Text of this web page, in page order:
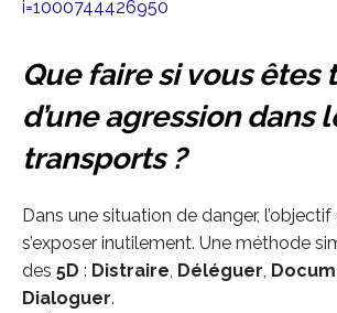
i=1000744426950
Que faire si vous êtes
d’une agression dans
transports ?
Dans une situation de danger, l’objectif
s’exposer inutilement. Une méthode
des 5D : Distraire, Déléguer,
Dialoguer.